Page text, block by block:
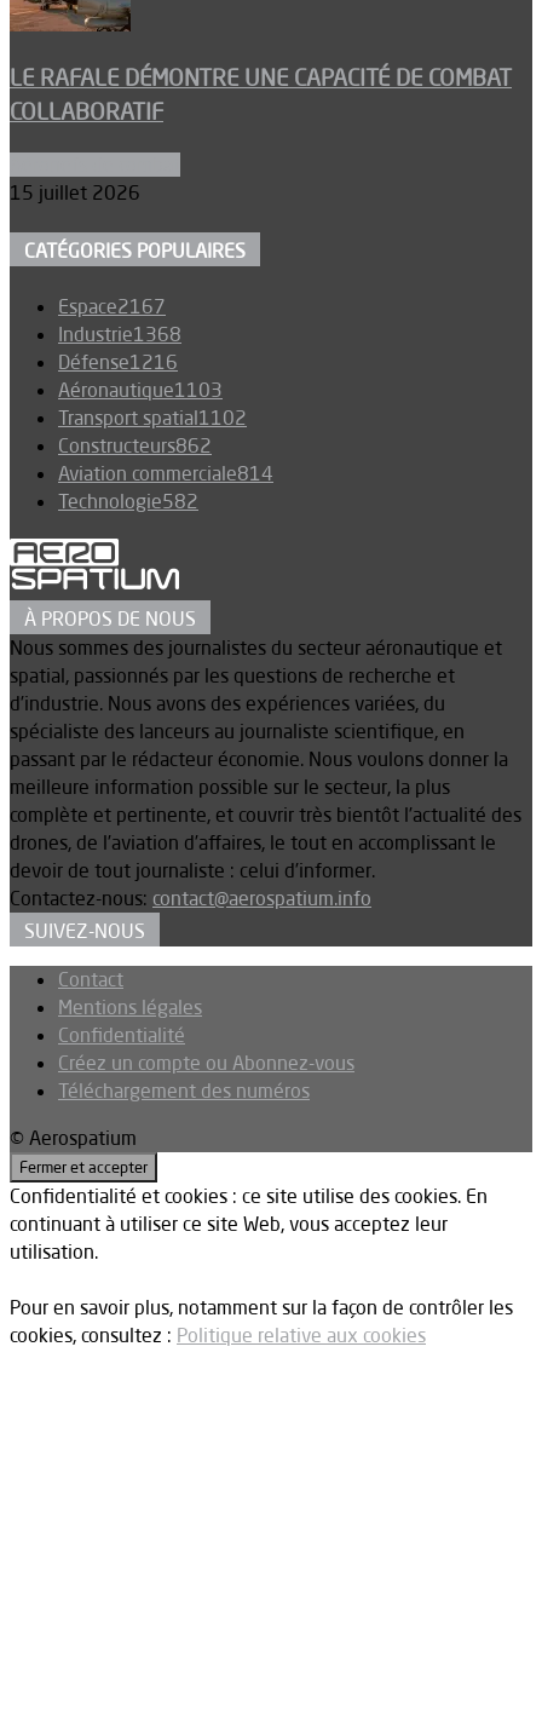
LE RAFALE DÉMONTRE UNE CAPACITÉ DE COMBAT
COLLABORATIF
15 juillet 2026
CATÉGORIES POPULAIRES
Espace2167
Industrie1368
Défense1216
Aéronautique1103
Transport spatial1102
Constructeurs862
Aviation commerciale814
Technologie582
À PROPOS DE NOUS
Nous sommes des journalistes du secteur aéronautique et
spatial, passionnés par les questions de recherche et
d’industrie. Nous avons des expériences variées, du
spécialiste des lanceurs au journaliste scientifique, en
passant par le rédacteur économie. Nous voulons donner la
meilleure information possible sur le secteur, la plus
complète et pertinente, et couvrir très bientôt l’actualité des
drones, de l’aviation d’affaires, le tout en accomplissant le
devoir de tout journaliste : celui d’informer.
Contactez-nous: contact@aerospatium.info
SUIVEZ-NOUS
Contact
Mentions légales
Confidentialité
Créez un compte ou Abonnez-vous
Téléchargement des numéros
© Aerospatium
Confidentialité et cookies : ce site utilise des cookies. En
continuant à utiliser ce site Web, vous acceptez leur
utilisation.
Pour en savoir plus, notamment sur la façon de contrôler les
cookies, consultez : Politique relative aux cookies